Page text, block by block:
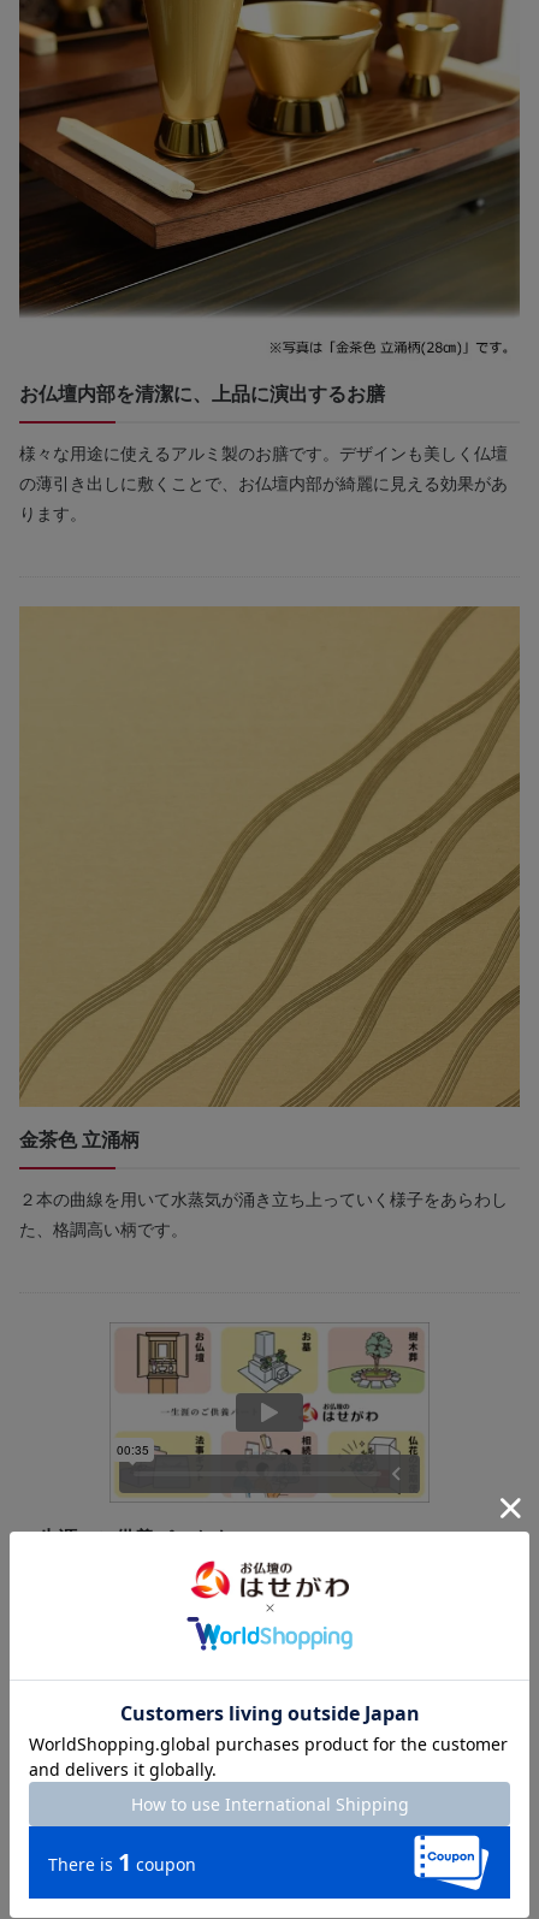
お仏壇内部を清潔に、上品に演出するお膳
様々な用途に使えるアルミ製のお膳です。デザインも美しく仏壇
の薄引き出しに敷くことで、お仏壇内部が綺麗に見える効果があ
ります。
金茶色 立涌柄
２本の曲線を用いて水蒸気が涌き立ち上っていく様子をあらわし
た、格調高い柄です。
一生涯のご供養パートナー
はせがわは、お仏壇や墓石の販売をはじめ、様々なご供養に関す
るサービスを提供しています。
樹木葬・墓じまい・法事ギフト・仏花の定期便・ご相続のサポー
ト・遺品整理まで、一生涯のパートナーとしてお客様のお悩みに
寄り添い、ご供養に関する様々なご要望にお応えします。
直営店130店舗以上の「はせがわ」にぜひご相談ください。
【店舗一覧】はこちら＞＞
【墓石の販売】や【終活・相続】は各詳細ページをご確認くだ